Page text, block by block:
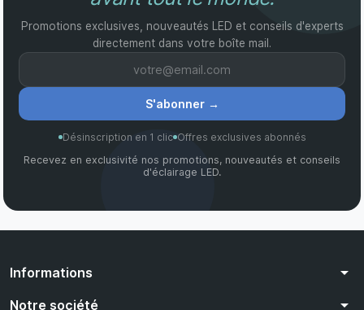
Promotions exclusives, nouveautés LED et conseils d'experts
directement dans votre boîte mail.
S'abonner →
Désinscription en 1 clic Offres exclusives abonnés
Recevez en exclusivité nos promotions, nouveautés et conseils
d'éclairage LED.
Informations arrow_drop_down
Notre société arrow_drop_down